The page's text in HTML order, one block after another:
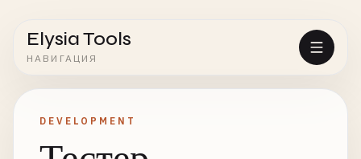
Elysia Tools
НАВИГАЦИЯ
DEVELOPMENT